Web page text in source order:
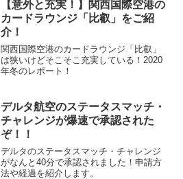
【意外と充実！】関西国際空港の
カードラウンジ「比叡」をご紹
介！
関西国際空港のカードラウンジ「比叡」
は狭いけどそこそこ充実している！2020
年冬のレポート！
デルタ航空のステータスマッチ・
チャレンジが爆速で承認された
ぞ！！
デルタのステータスマッチ・チャレンジ
がなんと40分で承認されました！申請方
法や経過を紹介します。